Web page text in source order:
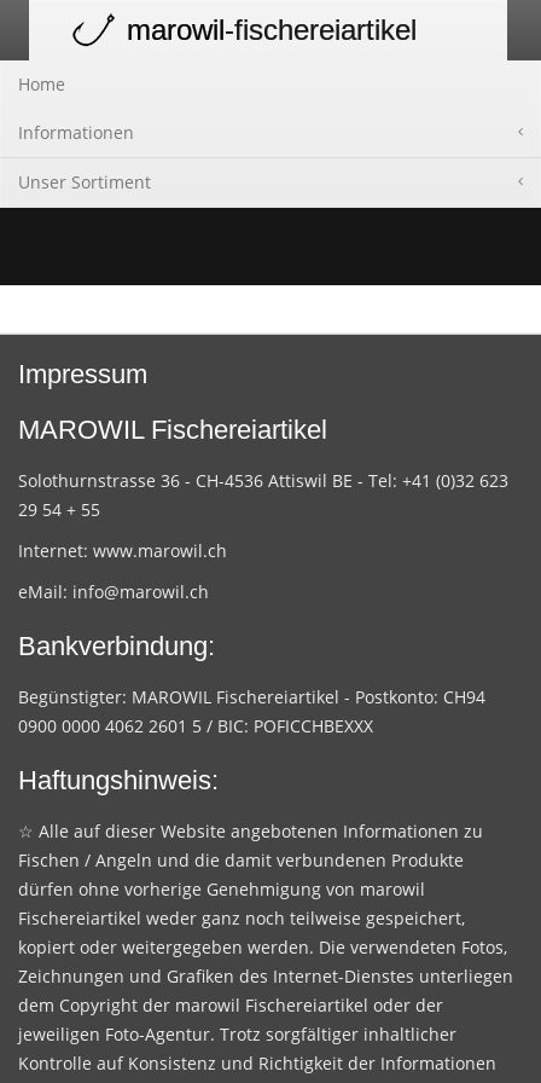
navigation
marowil-fischereiartikel
Home
Informationen
Unser Sortiment
Impressum
MAROWIL Fischereiartikel
Solothurnstrasse 36 - CH-4536 Attiswil BE - Tel: +41 (0)32 623
29 54 + 55
Internet: www.marowil.ch
eMail: info@marowil.ch
Bankverbindung:
Begünstigter: MAROWIL Fischereiartikel - Postkonto: CH94
0900 0000 4062 2601 5 / BIC: POFICCHBEXXX
Haftungshinweis:
☆ Alle auf dieser Website angebotenen Informationen zu
Fischen / Angeln und die damit verbundenen Produkte
dürfen ohne vorherige Genehmigung von marowil
Fischereiartikel weder ganz noch teilweise gespeichert,
kopiert oder weitergegeben werden. Die verwendeten Fotos,
Zeichnungen und Grafiken des Internet-Dienstes unterliegen
dem Copyright der marowil Fischereiartikel oder der
jeweiligen Foto-Agentur. Trotz sorgfältiger inhaltlicher
Kontrolle auf Konsistenz und Richtigkeit der Informationen